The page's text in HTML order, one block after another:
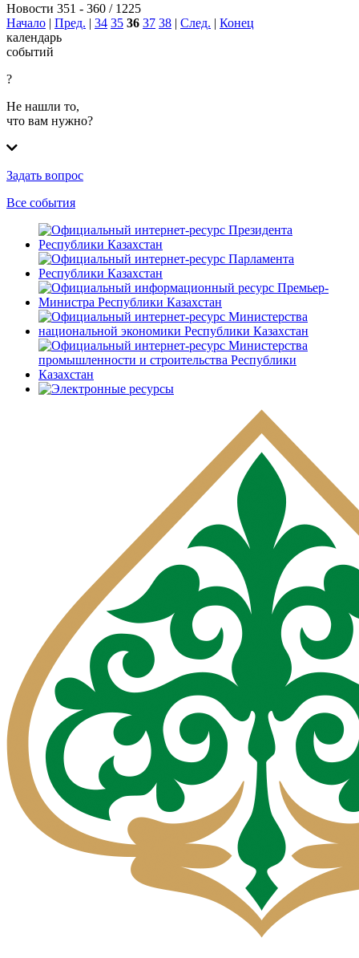
Новости 351 - 360 / 1225
Начало | Пред. | 34 35 36 37 38 | След. | Конец
календарь
событий
?
Не нашли то,
что вам нужно?
Задать вопрос
Все события